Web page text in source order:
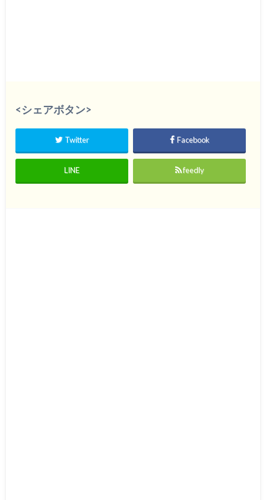
<シェアボタン>
Twitter Facebook
LINE feedly